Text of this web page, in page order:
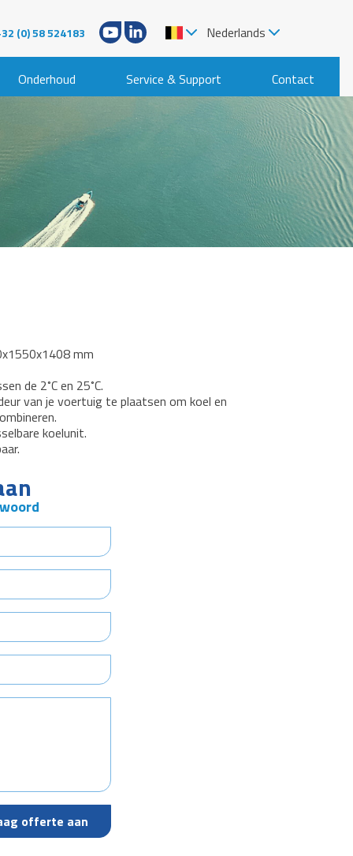
(0) 58 524183 Nederlands
Onderhoud Service & Support Contact
mm
de 2˚C en 25˚C.
van je voertuig te plaatsen om koel en
koelunit.